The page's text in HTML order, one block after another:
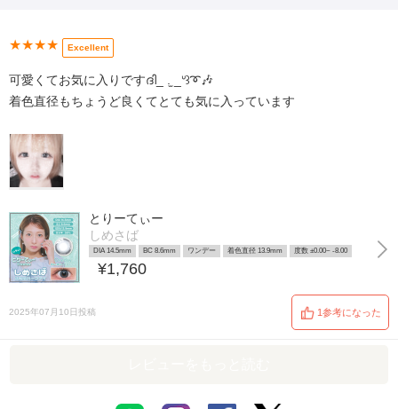
★★★★ Excellent
可愛くてお気に入りですദി_ .̫ _ᐡ꒱➰🎶
着色直径もちょうど良くてとても気に入っています
とりーてぃー
しめさば
DIA 14.5mm BC 8.6mm ワンデー 着色直径 13.9mm 度数 ±0.00~ -8.00
¥1,760
2025年07月10日投稿 1参考になった